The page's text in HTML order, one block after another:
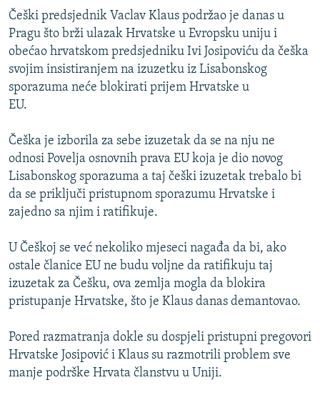
FOTOGALERIJE
INFOGRAFIKE
RAT U UKRAJINI
KINA NA BALKANU
RSE PRIČE IZ SVIJETA
ISPRIČAJ MI
SPECIJALI RSE
VIŠE OD NASLOVA
GENOCID U SREBRENICI
TV LIBERTY
POST SCRIPTUM
MOJA EVROPA
SVE KARTE DEJTONA
NASTANAK I RASPAD JUGOSLAVIJE
PRATITE NAS
Sve RFE/RL stranice
Češki predsjednik Vaclav Klaus podržao je danas u
Pragu što brži ulazak Hrvatske u Evropsku uniju i
obećao hrvatskom predsjedniku Ivi Josipoviću da češka
svojim insistiranjem na izuzetku iz Lisabonskog
sporazuma neće blokirati prijem Hrvatske u
EU.
Češka je izborila za sebe izuzetak da se na nju ne
odnosi Povelja osnovnih prava EU koja je dio novog
Lisabonskog sporazuma a taj češki izuzetak trebalo bi
da se priključi pristupnom sporazumu Hrvatske i
zajedno sa njim i ratifikuje.
U Češkoj se već nekoliko mjeseci nagađa da bi, ako
ostale članice EU ne budu voljne da ratifikuju taj
izuzetak za Češku, ova zemlja mogla da blokira
pristupanje Hrvatske, što je Klaus danas demantovao.
Pored razmatranja dokle su dospjeli pristupni pregovori
Hrvatske Josipović i Klaus su razmotrili problem sve
manje podrške Hrvata članstvu u Uniji.